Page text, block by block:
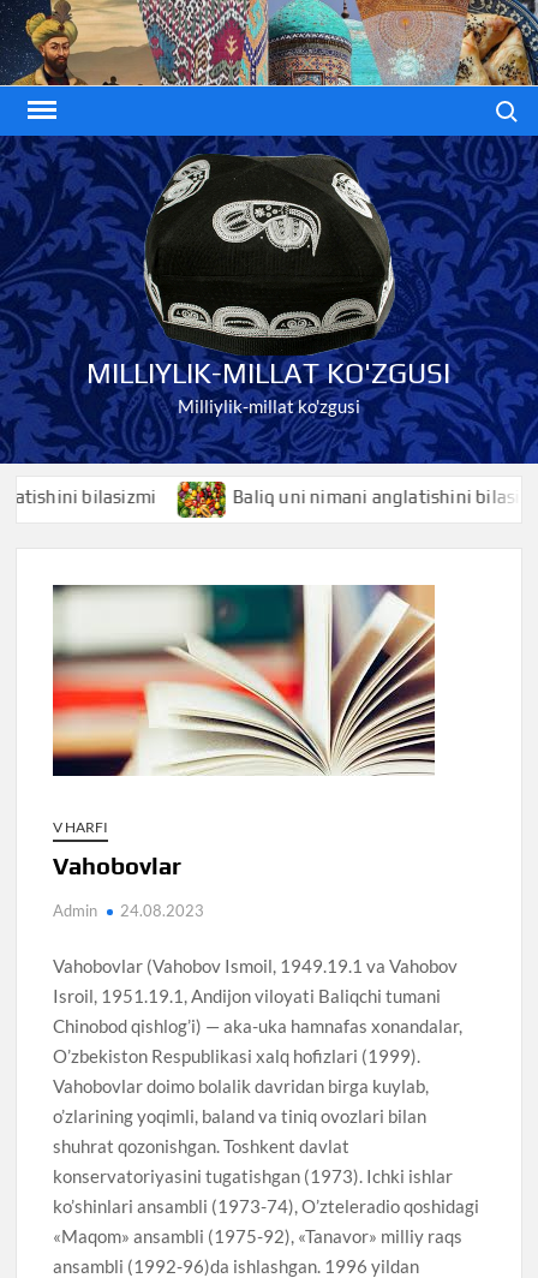
Skip
to
content
MILLIYLIK-MILLAT KO'ZGUSI
Milliylik-millat ko'zgusi
bilasizmi Baliq uni nimani anglatishini bilasizmi
V HARFI
Vahobovlar
Admin 24.08.2023
Vahobovlar (Vahobov Ismoil, 1949.19.1 va Vahobov
Isroil, 1951.19.1, Andijon viloyati Baliqchi tumani
Chinobod qishlog’i) — aka-uka hamnafas xonandalar,
O’zbekiston Respublikasi xalq hofizlari (1999).
Vahobovlar doimo bolalik davridan birga kuylab,
o’zlarining yoqimli, baland va tiniq ovozlari bilan
shuhrat qozonishgan. Toshkent davlat
konservatoriyasini tugatishgan (1973). Ichki ishlar
ko’shinlari ansambli (1973-74), O’zteleradio qoshidagi
«Maqom» ansambli (1975-92), «Tanavor» milliy raqs
ansambli (1992-96)da ishlashgan. 1996 yildan